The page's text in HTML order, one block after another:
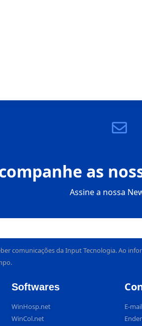
as
Assine a nossa
comunicações da Input Tecnologia. Ao
Softwares
WinHosp.net
WinCol.net
E-mail